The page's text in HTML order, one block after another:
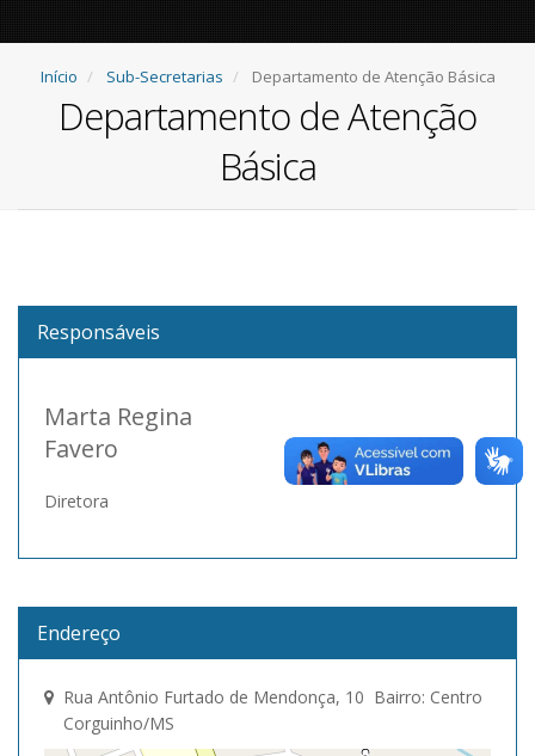
Início Sub-Secretarias Departamento de Atenção Básica
Departamento de Atenção
Básica
Responsáveis
Marta Regina
Favero
Diretora
Endereço
Rua Antônio Furtado de Mendonça, 10 Bairro: Centro
Corguinho/MS